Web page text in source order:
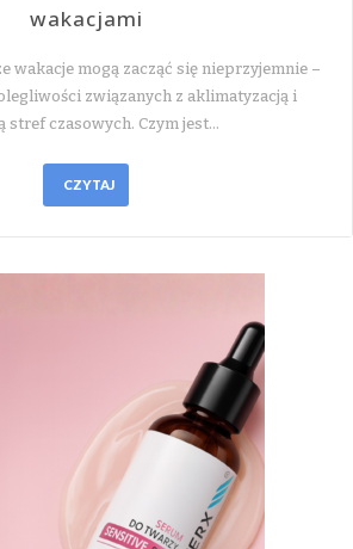
wakacjami
wakacje mogą zacząć się nieprzyjemnie –
związanych z aklimatyzacją i
stref czasowych. Czym jest…
CZYTAJ